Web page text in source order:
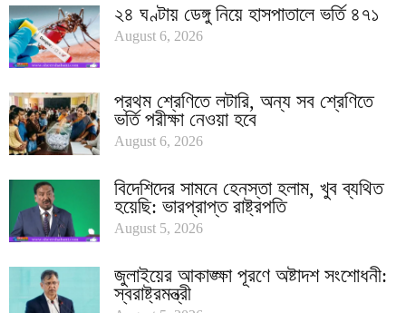
২৪ ঘণ্টায় ডেঙ্গু নিয়ে হাসপাতালে ভর্তি ৪৭১
August 6, 2026
প্রথম শ্রেণিতে লটারি, অন্য সব শ্রেণিতে
ভর্তি পরীক্ষা নেওয়া হবে
August 6, 2026
বিদেশিদের সামনে হেনস্তা হলাম, খুব ব্যথিত
হয়েছি: ভারপ্রাপ্ত রাষ্ট্রপতি
August 5, 2026
জুলাইয়ের আকাঙ্ক্ষা পূরণে অষ্টাদশ সংশোধনী:
স্বরাষ্ট্রমন্ত্রী